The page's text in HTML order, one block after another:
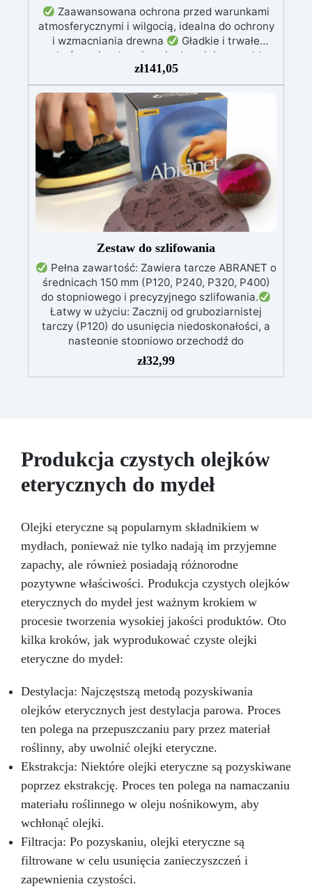
Zaawansowana ochrona przed warunkami
atmosferycznymi i wilgocią, idealna do ochrony
i wzmacniania drewna
Gładkie i trwałe
wykończenie, chroniące i odnawiające meble,
łodzie oraz struktury drewniane
drewna bez pęcherzyków powietrza, doskonała
do napraw i trwałych renowacji
Wysoka
odporność chemiczna i mechaniczna, łatwa do
pomalowania na potrzeby kreatywnych i
wytrzymałych projektów
Odpowiednia do
różnych powierzchni, w tym włókna szklanego i
metalu, łatwa w użyciu (stosunek 2:1)
zł141,05
Zestaw do szlifowania
Pełna zawartość: Zawiera tarcze ABRANET o
średnicach 150 mm (P120, P240, P320, P400)
do stopniowego i precyzyjnego szlifowania.
Łatwy w użyciu: Zacznij od gruboziarnistej
tarczy (P120) do usunięcia niedoskonałości, a
następnie stopniowo przechodź do
drobniejszych gradacji dla równomiernego
Zaawansowana technologia:
uzyskać satynowe wykończenie za pomocą Olio
Cera Dura Satinata firmy Osmo.
Idealny do
żywicy: Doskonały do tworzenia gładkich,
zł32,99
Produkcja czystych olejków
eterycznych do mydeł
Olejki eteryczne są popularnym składnikiem w
mydłach, ponieważ nie tylko nadają im przyjemne
zapachy, ale również posiadają różnorodne
pozytywne właściwości. Produkcja czystych olejków
eterycznych do mydeł jest ważnym krokiem w
procesie tworzenia wysokiej jakości produktów. Oto
kilka kroków, jak wyprodukować czyste olejki
eteryczne do mydeł:
Destylacja: Najczęstszą metodą pozyskiwania
olejków eterycznych jest destylacja parowa. Proces
ten polega na przepuszczaniu pary przez materiał
roślinny, aby uwolnić olejki eteryczne.
Ekstrakcja: Niektóre olejki eteryczne są pozyskiwane
poprzez ekstrakcję. Proces ten polega na namaczaniu
materiału roślinnego w oleju nośnikowym, aby
wchłonąć olejki.
Filtracja: Po pozyskaniu, olejki eteryczne są
filtrowane w celu usunięcia zanieczyszczeń i
zapewnienia czystości.